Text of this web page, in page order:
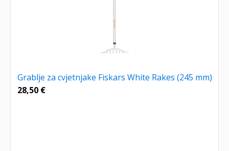
Grablje za cvjetnjake Fiskars White Rakes (245 mm)
28,50 €